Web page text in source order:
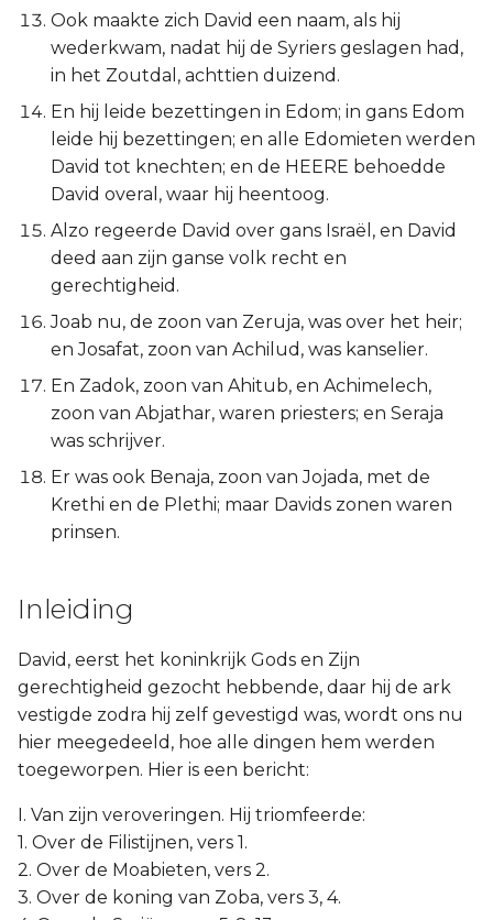
Ook maakte zich David een naam, als hij
wederkwam, nadat hij de Syriers geslagen had,
in het Zoutdal, achttien duizend.
En hij leide bezettingen in Edom; in gans Edom
leide hij bezettingen; en alle Edomieten werden
David tot knechten; en de HEERE behoedde
David overal, waar hij heentoog.
Alzo regeerde David over gans Israël, en David
deed aan zijn ganse volk recht en
gerechtigheid.
Joab nu, de zoon van Zeruja, was over het heir;
en Josafat, zoon van Achilud, was kanselier.
En Zadok, zoon van Ahitub, en Achimelech,
zoon van Abjathar, waren priesters; en Seraja
was schrijver.
Er was ook Benaja, zoon van Jojada, met de
Krethi en de Plethi; maar Davids zonen waren
prinsen.
Inleiding
David, eerst het koninkrijk Gods en Zijn
gerechtigheid gezocht hebbende, daar hij de ark
vestigde zodra hij zelf gevestigd was, wordt ons nu
hier meegedeeld, hoe alle dingen hem werden
toegeworpen. Hier is een bericht:
I. Van zijn veroveringen. Hij triomfeerde:
1. Over de Filistijnen, vers 1.
2. Over de Moabieten, vers 2.
3. Over de koning van Zoba, vers 3, 4.